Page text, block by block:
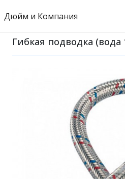
Дюйм и Компания
Гибкая подводка